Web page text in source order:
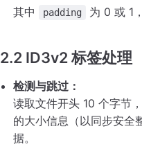
其中 padding 为 0 或 1
2.2 ID3v2 标签处理
检测与跳过：
读取文件开头 10 个字节
的大小信息（以同步安全
据。